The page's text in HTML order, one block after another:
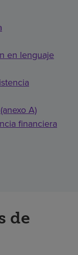
en lenguaje
A)
financiera
de